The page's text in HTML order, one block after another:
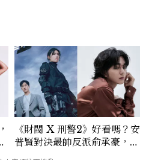
輯直覺，引領讀者探索女性多元面
品味風格的無限可能。
《財閥 X 刑警2》好看嗎？安
普賢對決最帥反派俞承豪，鄭